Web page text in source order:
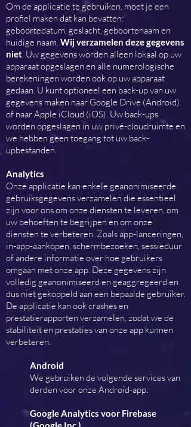
Om de applicatie te gebruiken, moet je een
profiel maken dat kan bevatten:
geboortedatum, geslacht, geboortenaam en
huidige naam. Wij verzamelen deze gegevens
niet. Uw gegevens worden alleen lokaal op uw
apparaat opgeslagen en alle numerologische
berekeningen worden ook op uw apparaat
gedaan. U kunt optioneel een back-up van uw
gegevens maken naar Google Drive (Android)
of naar Apple iCloud (iOS). Uw back-ups
worden opgeslagen in uw privé-cloudruimte en
we hebben geen toegang tot uw back-
upbestanden.
Analytics
Onze applicatie kan enkele geanonimiseerde
gebruiksgegevens verzamelen die essentieel
zijn voor ons om onze diensten te leveren, om
uw behoeften te begrijpen en om onze
diensten te verbeteren. Zoals app-lanceringen,
in-app-aankopen, schermbezoeken, sessieduur
of andere informatie over hoe gebruikers
omgaan met onze app. Deze gegevens zijn
volledig geanonimiseerd en geaggregeerd en
dus niet gekoppeld aan een bepaalde gebruiker.
De applicatie kan ook crashes en
prestatierapporten verzamelen, zodat we de
stabiliteit en prestaties van onze app kunnen
verbeteren.
Android
We gebruiken de volgende services van
derden voor onze Android-app:
Google Analytics voor Firebase